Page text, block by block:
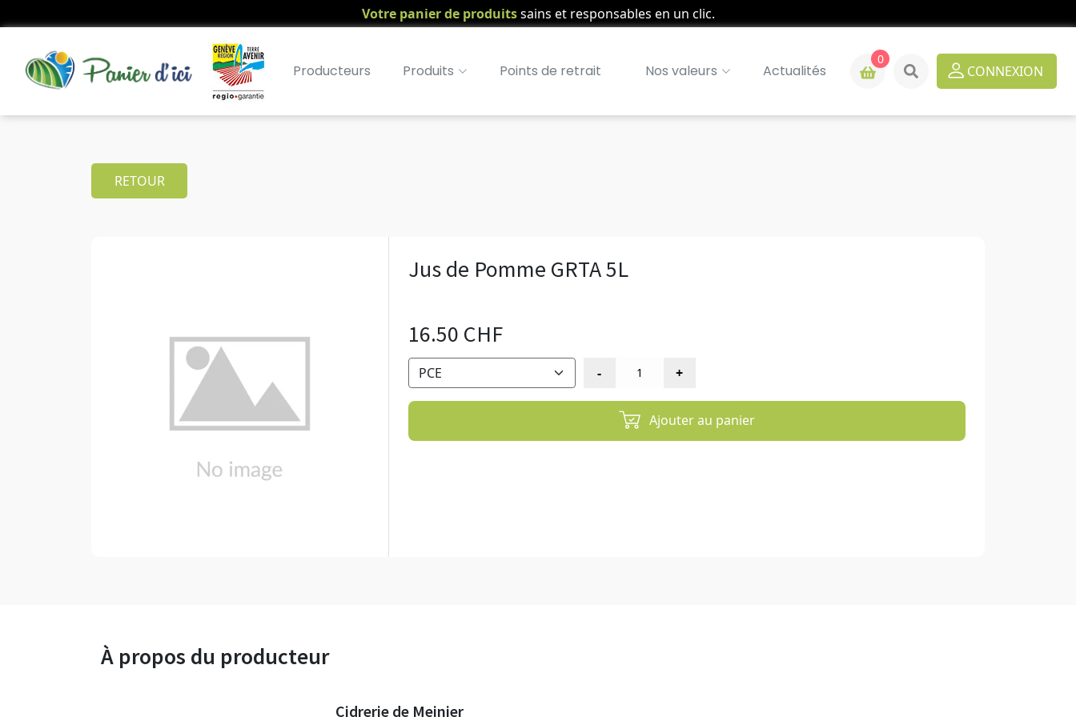
Votre panier de produitssains et responsables en un clic.
Producteurs Produits Points de retrait Nos valeurs Actualités
0
CONNEXION
RETOUR
Jus de Pomme GRTA 5L
16.50 CHF
Ajouter au panier
À propos du producteur
Cidrerie de Meinier